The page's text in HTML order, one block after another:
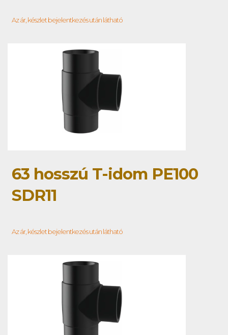
Az ár, készlet bejelentkezés után látható
63 hosszú T-idom PE100
SDR11
Az ár, készlet bejelentkezés után látható